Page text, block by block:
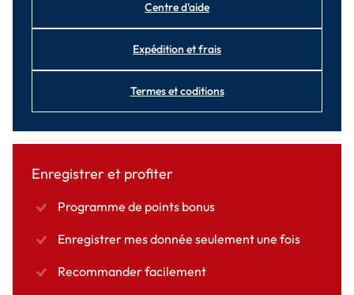
Centre d'aide
Expédition et frais
Termes et coditions
Enregistrer et profiter
Programme de points bonus
Enregistrer mes donnée seulement une fois
Recommander facilement